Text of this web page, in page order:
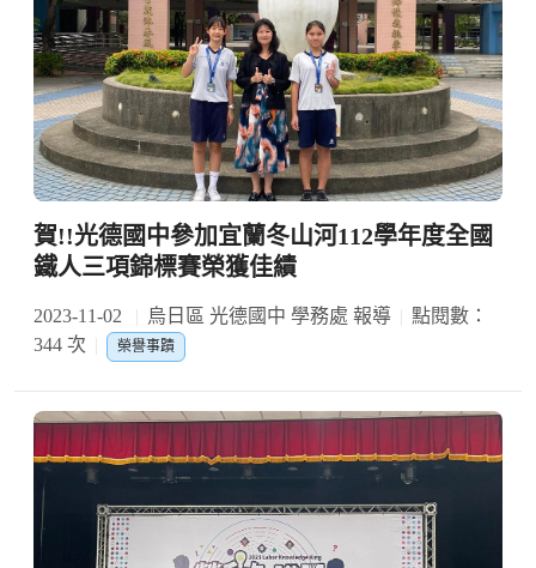
賀!!光德國中參加宜蘭冬山河112學年度全國
鐵人三項錦標賽榮獲佳績
2023-11-02 烏日區 光德國中 學務處 報導
點閱數：
344 次
榮譽事蹟